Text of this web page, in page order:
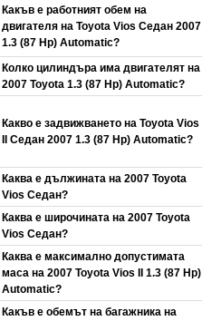
Какъв е работният обем на
двигателя на Toyota Vios Седан 2007
1.3 (87 Hp) Automatic?
Колко цилиндъра има двигателят на
2007 Toyota 1.3 (87 Hp) Automatic?
Какво е задвижването на Toyota Vios
II Седан 2007 1.3 (87 Hp) Automatic?
Каква е дължината на 2007 Toyota
Vios Седан?
Каква е широчината на 2007 Toyota
Vios Седан?
Каква е максимално допустимата
маса на 2007 Toyota Vios II 1.3 (87 Hp)
Automatic?
Какъв е обемът на багажника на